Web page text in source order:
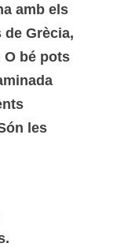
amb els
Grècia,
O bé pots
les